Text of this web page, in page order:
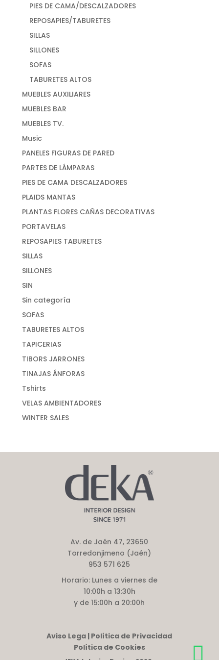
PIES DE CAMA/DESCALZADORES
REPOSAPIES/TABURETES
SILLAS
SILLONES
SOFAS
TABURETES ALTOS
MUEBLES AUXILIARES
MUEBLES BAR
MUEBLES TV.
Music
PANELES FIGURAS DE PARED
PARTES DE LÁMPARAS
PIES DE CAMA DESCALZADORES
PLAIDS MANTAS
PLANTAS FLORES CAÑAS DECORATIVAS
PORTAVELAS
REPOSAPIES TABURETES
SILLAS
SILLONES
SIN
Sin categoría
SOFAS
TABURETES ALTOS
TAPICERIAS
TIBORS JARRONES
TINAJAS ÁNFORAS
Tshirts
VELAS AMBIENTADORES
WINTER SALES
Av. de Jaén 47, 23650
Torredonjimeno (Jaén)
953 571 625
Horario:Lunes a viernes de
10:00h a 13:30h
y de 15:00h a 20:00h
Aviso Lega | Política de Privacidad
Política de Cookies